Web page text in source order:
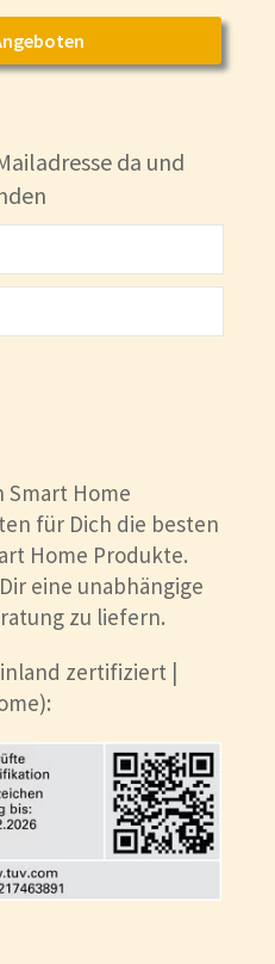
da und
Smart Home
für Dich die besten
Home Produkte.
eine unabhängige
zu liefern.
zertifiziert |